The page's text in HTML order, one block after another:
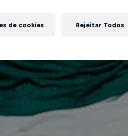
de cookies Rejeitar Todos